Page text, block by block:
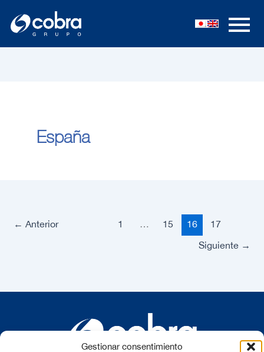
Gestionar consentimiento
contenido
España
← Anterior 1 … 15 16 17
Siguiente →